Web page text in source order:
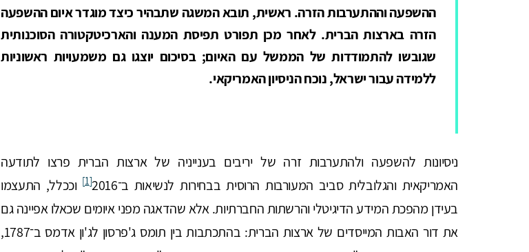
ההשפעה וההתערבות הזרה. ראשית, תובא המשגה שתבהיר כיצד מוגדר איום ההשפעה
הזרה בארצות הברית. לאחר מכן תפורט תפיסת המענה והארכיטקטורה הסוכנותית
שגובשו להתמודדות של הממשל עם האיום; בסיכום יוצגו גם משמעויות ראשוניות
ללמידה עבור ישראל, נוכח הניסיון האמריקאי.
ניסיונות להשפעה ולהתערבות זרה של יריבים בענייניה של ארצות הברית פרצו לתודעה
האמריקאית והגלובלית סביב המעורבות הרוסית בבחירות לנשיאות ב־2016
[1]
וככלל, התעצמו
בעידן מהפכת המידע הדיגיטלי והרשתות החברתיות. אלא שהדאגה מפני איומים שכאלו אפיינה גם
את דור האבות המייסדים של ארצות הברית: בהתכתבות בין תומס ג'פרסון לג'ון אדמס ב־1787,